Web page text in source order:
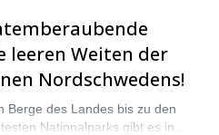
leeren Weiten der
Nordschwedens!
Berge des Landes bis zu den
Nationalparks gibt es in